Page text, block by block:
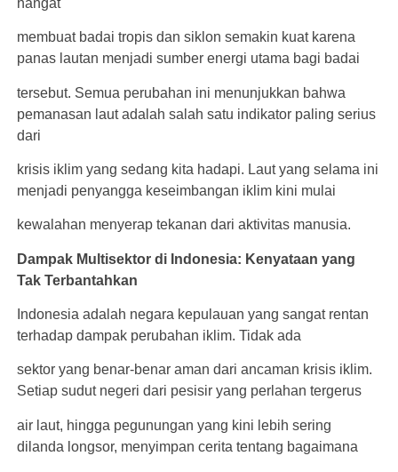
membuat badai tropis dan siklon semakin kuat karena
panas lautan menjadi sumber energi utama bagi badai
tersebut. Semua perubahan ini menunjukkan bahwa
pemanasan laut adalah salah satu indikator paling serius
dari
krisis iklim yang sedang kita hadapi. Laut yang selama ini
menjadi penyangga keseimbangan iklim kini mulai
kewalahan menyerap tekanan dari aktivitas manusia.
Dampak Multisektor di Indonesia: Kenyataan yang
Tak Terbantahkan
Indonesia adalah negara kepulauan yang sangat rentan
terhadap dampak perubahan iklim. Tidak ada
sektor yang benar-benar aman dari ancaman krisis iklim.
Setiap sudut negeri dari pesisir yang perlahan tergerus
air laut, hingga pegunungan yang kini lebih sering
dilanda longsor, menyimpan cerita tentang bagaimana